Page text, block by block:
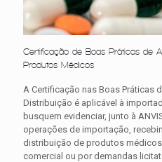
Certificação de Boas Práticas de
Produtos Médicos
A Certificação nas Boas Práticas
Distribuição é aplicável à
busquem evidenciar, junto à
operações de importação,
distribuição de produtos
comercial ou por demandas